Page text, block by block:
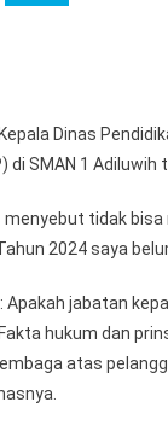
Dinas
di SMAN 1
tidak
2024 saya
jabatan
hukum dan
atas